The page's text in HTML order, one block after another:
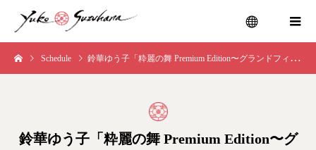
menu
Schedule 鈴華ゆう子「粋麗の舞 Premium Edition〜グランドフィナーレ〜」
鈴華ゆう子「粋麗の舞 Premium Edition〜グ